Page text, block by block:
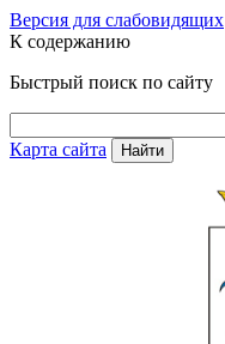
Версия для слабовидящих
К содержанию
Быстрый поиск по сайту
Карта сайта Найти